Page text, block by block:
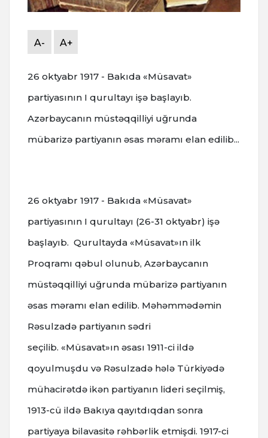
A- A+
26 oktyabr 1917 - Bakıda «Müsavat»
partiyasının I qurultayı işə başlayıb.
Azərbaycanın müstəqqilliyi uğrunda
mübarizə partiyanın əsas məramı elan edilib...
26 oktyabr 1917 - Bakıda «Müsavat»
partiyasının I qurultayı (26-31 oktyabr) işə
başlayıb. Qurultayda «Müsavat»ın ilk
Proqramı qəbul olunub, Azərbaycanın
müstəqqilliyi uğrunda mübarizə partiyanın
əsas məramı elan edilib. Məhəmmədəmin
Rəsulzadə partiyanın sədri
seçilib. «Müsavat»ın əsası 1911-ci ildə
qoyulmuşdu və Rəsulzadə hələ Türkiyədə
mühacirətdə ikən partiyanın lideri seçilmiş,
1913-cü ildə Bakıya qayıtdıqdan sonra
partiyaya bilavasitə rəhbərlik etmişdi. 1917-ci